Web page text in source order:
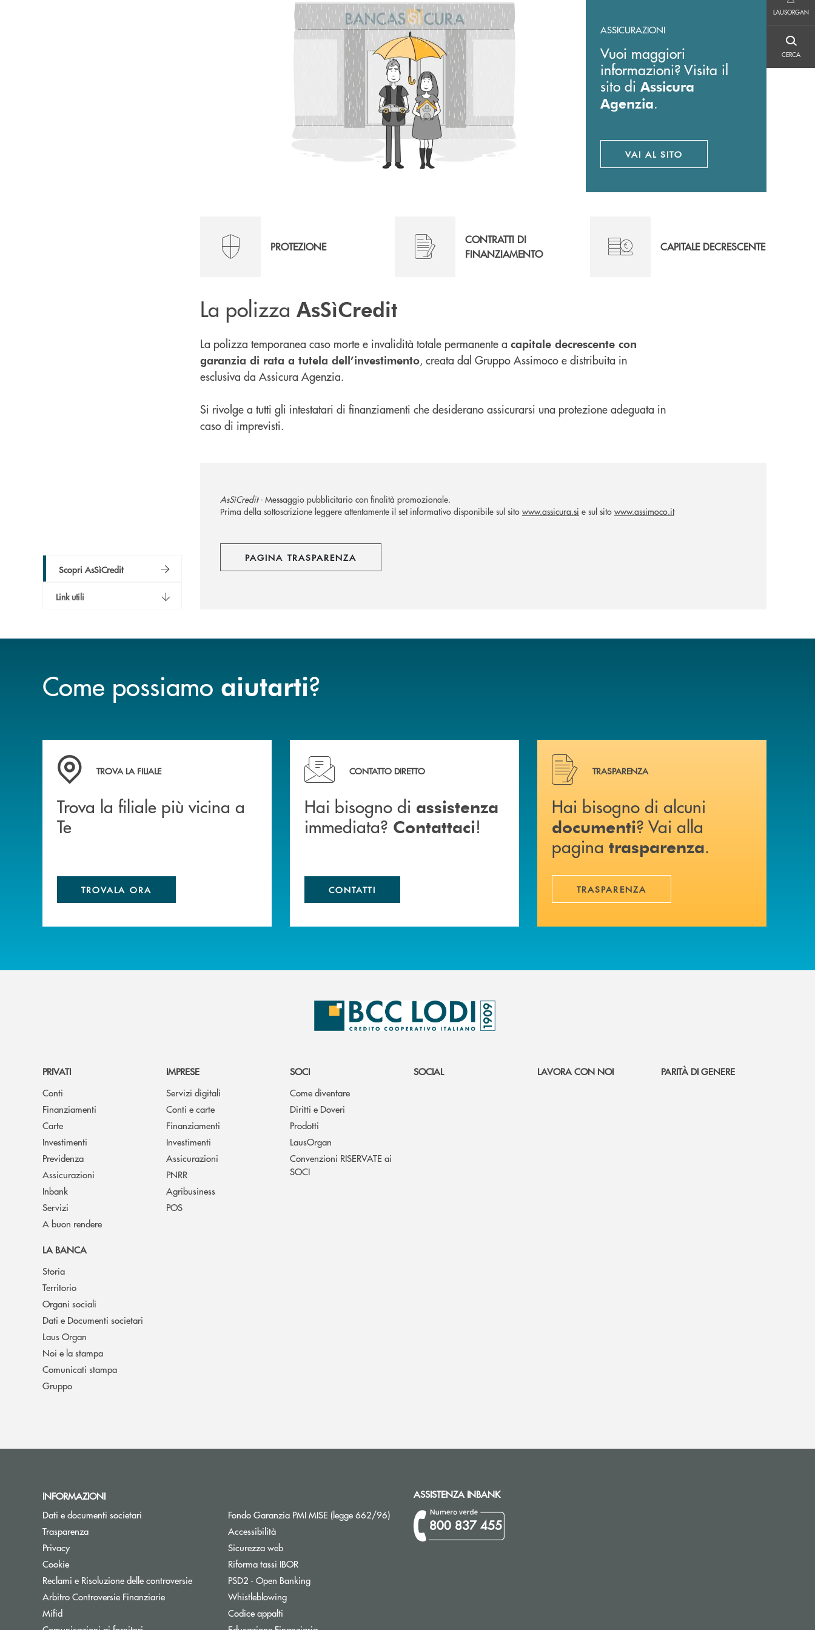
LAUSORGAN
CERCA
ASSICURAZIONI
Vuoi maggiori
informazioni? Visita il
sito di Assicura
Agenzia.
VAI AL SITOAPRE UNA NUOVA FINESTRA
Scopri AsSìCredit
Link utili
PROTEZIONE
CONTRATTI DI
FINANZIAMENTO
CAPITALE DECRESCENTE
La polizza AsSìCredit
La polizza temporanea caso morte e invalidità totale permanente a capitale decrescente con
garanzia di rata a tutela dell’investimento, creata dal Gruppo Assimoco e distribuita in
esclusiva da Assicura Agenzia.
Si rivolge a tutti gli intestatari di finanziamenti che desiderano assicurarsi una protezione adeguata in
caso di imprevisti.
AsSìCredit - Messaggio pubblicitario con finalità promozionale.
Prima della sottoscrizione leggere attentamente il set informativo disponibile sul sito www.assicura.si e sul sito www.assimoco.it
PAGINA TRASPARENZA
Come possiamo aiutarti?
Trova la filiale più vicina a Te
TROVA LA FILIALE
Trova la filiale più vicina a
Te
TROVALA ORA
Hai bisogno di assistenza immediata? Contattaci !
CONTATTO DIRETTO
Hai bisogno di assistenza
immediata? Contattaci!
CONTATTI
Hai bisogno di alcuni documenti ? Vai alla pagina
TRASPARENZA
Hai bisogno di alcuni
documenti? Vai alla
pagina trasparenza.
TRASPARENZA
PRIVATI
Conti
Finanziamenti
Carte
Investimenti
Previdenza
Assicurazioni
Inbank
Servizi
A buon rendere
IMPRESE
Servizi digitali
Conti e carte
Finanziamenti
Investimenti
Assicurazioni
PNRR
Agribusiness
POS
SOCI
Come diventare
Diritti e Doveri
Prodotti
LausOrgan
Convenzioni RISERVATE ai
SOCI
SOCIAL LAVORA CON NOI PARITÀ DI GENERE
LA BANCA
Storia
Territorio
Organi sociali
Dati e Documenti societari
Laus Organ
Noi e la stampa
Comunicati stampa
Gruppo
INFORMAZIONI
Dati e documenti societari
Trasparenza
Privacy
Cookie
Reclami e Risoluzione delle controversie
Arbitro Controversie FinanziarieApre una nuova finestra
Mifid
Fondo Garanzia PMI MISE (legge 662/96)Apre una nuova finestra
Accessibilità
Sicurezza web
Riforma tassi IBORApre una nuova finestra
PSD2 - Open BankingApre una nuova finestra
WhistleblowingApre una nuova finestra
Codice appalti
ASSISTENZA INBANK
800 837 455